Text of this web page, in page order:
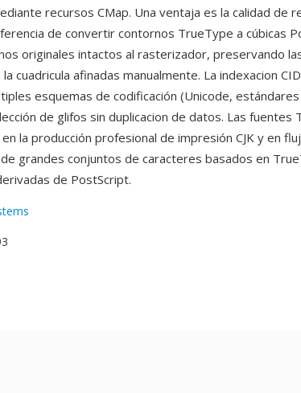
recursos CMap. Una ventaja es la calidad de
de convertir contornos TrueType a cúbicas
originales intactos al rasterizador, preservando
cuadricula afinadas manualmente. La indexacion
esquemas de codificación (Unicode, estándares
de glifos sin duplicacion de datos. Las fuentes
la producción profesional de impresión CJK y en
grandes conjuntos de caracteres basados en
de PostScript.